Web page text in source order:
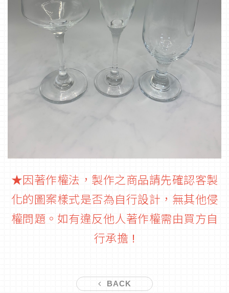
★因著作權法，製作之商品請先確認客製
化的圖案樣式是否為自行設計，無其他侵
權問題。如有違反他人著作權需由買方自
行承擔 !
BACK